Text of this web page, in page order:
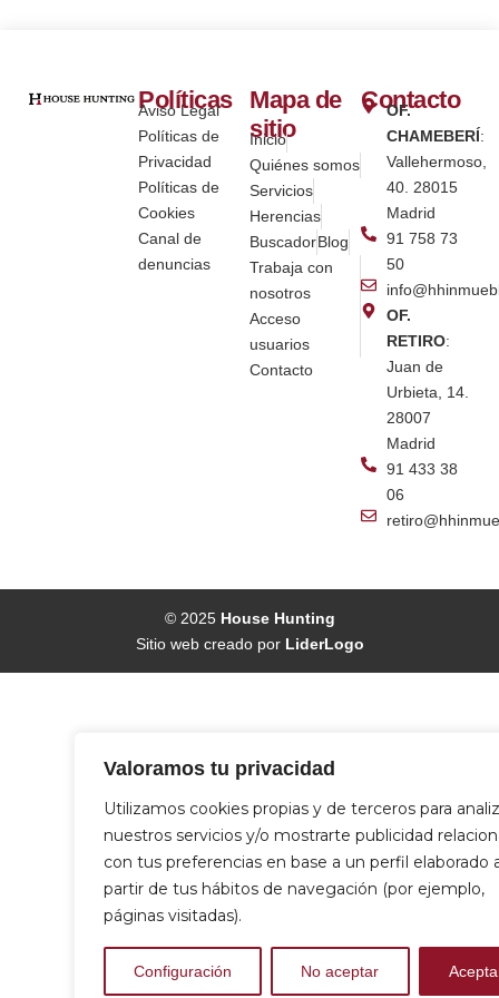
Valoramos tu privacidad
Utilizamos cookies propias y de terceros para
nuestros servicios y/o mostrarte publicidad
con tus preferencias en base a un perfil elaborado
partir de tus hábitos de navegación (por ejemplo,
páginas visitadas).
Configuración No aceptar
Políticas
Aviso Legal
Políticas de
Privacidad
Políticas de
Cookies
Canal de
denuncias
Mapa de
sitio
Inicio
Quiénes somos
Servicios
Herencias
BuscadorBlog
Trabaja con
nosotros
Acceso
usuarios
Contacto
Contacto
OF.
CHAMEBERÍ:
Vallehermoso,
40. 28015
Madrid
91 758 73
50
OF.
RETIRO:
Juan de
Urbieta, 14.
28007
Madrid
91 433 38
06
© 2025House Hunting
Sitio web creado porLiderLogo